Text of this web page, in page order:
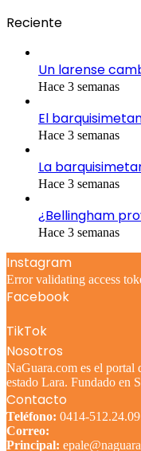
Reciente
Un larense
Hace 3 semanas
El
Hace 3 semanas
La
Hace 3 semanas
¿Bellingham
Hace 3 semanas
Instagram
Error validating access
Facebook
TikTok
Nosotros
NaGuara.com es el portal
estado Lara. Fundado en
Contacto
Teléfono: 0414-512.24.09
Correo:
Principal: